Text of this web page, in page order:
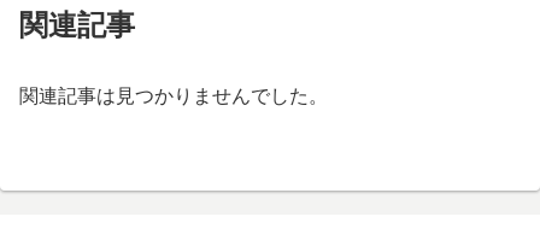
関連記事
関連記事は見つかりませんでした。